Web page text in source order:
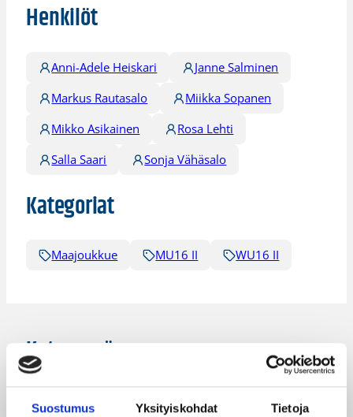
Suostumus Yksityiskohdat Tietoja
Henkilöt
Anni-Adele Heiskari
Janne Salminen
Markus Rautasalo
Miikka Sopanen
Mikko Asikainen
Rosa Lehti
Salla Saari
Sonja Vähäsalo
Kategoriat
Maajoukkue MU16 II WU16 II
Katso myös